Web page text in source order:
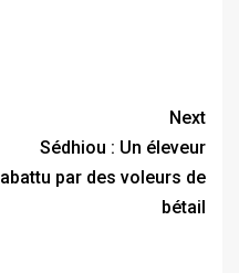
Next
Sédhiou : Un éleveur
abattu par des voleurs de
bétail